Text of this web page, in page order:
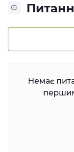
Немає